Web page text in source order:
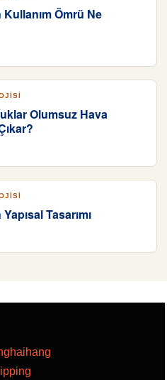
Ömrü Ne
Olumsuz Hava
Tasarımı